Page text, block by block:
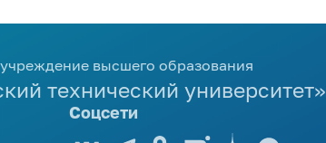
высшего образования
технический университет»
Соцсети